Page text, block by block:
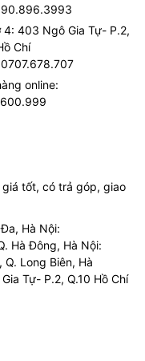
4: 403 Ngô Gia Tự- P.2,
Chí
online:
giá tốt, có trả góp, giao
Hà Nội:
Hà Đông, Hà Nội:
Long Biên, Hà
Tự- P.2, Q.10 Hồ Chí